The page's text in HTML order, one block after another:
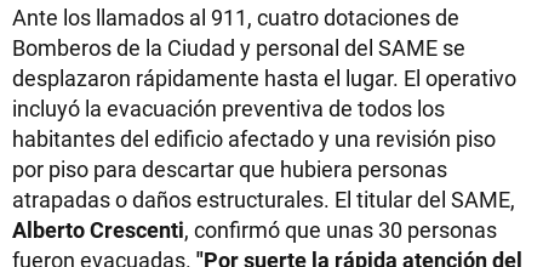
Ante los llamados al 911, cuatro dotaciones de
Bomberos de la Ciudad y personal del SAME se
desplazaron rápidamente hasta el lugar. El operativo
incluyó la evacuación preventiva de todos los
habitantes del edificio afectado y una revisión piso
por piso para descartar que hubiera personas
atrapadas o daños estructurales. El titular del SAME,
Alberto Crescenti, confirmó que unas 30 personas
fueron evacuadas. "Por suerte la rápida atención del